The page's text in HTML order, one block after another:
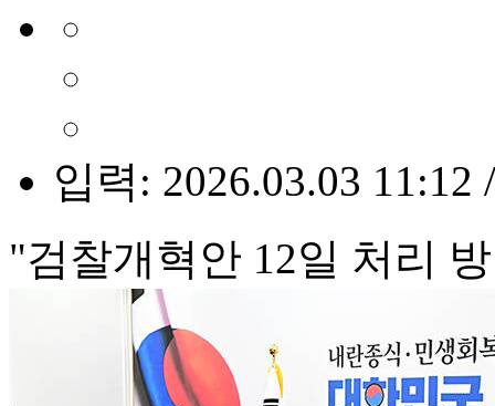
입력: 2026.03.03 11:12
"검찰개혁안 12일 처리